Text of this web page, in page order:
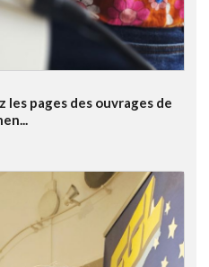
pages des ouvrages de